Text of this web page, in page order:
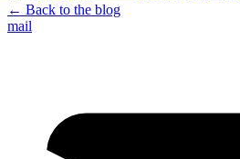
← Back to the blog
mail